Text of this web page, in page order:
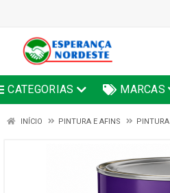
CATEGORIAS MARCAS
INÍCIO PINTURA E AFINS